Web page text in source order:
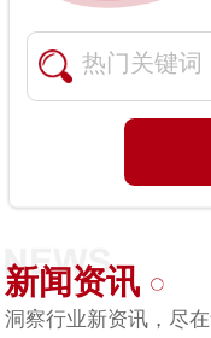
新闻资讯
洞察行业新资讯，尽